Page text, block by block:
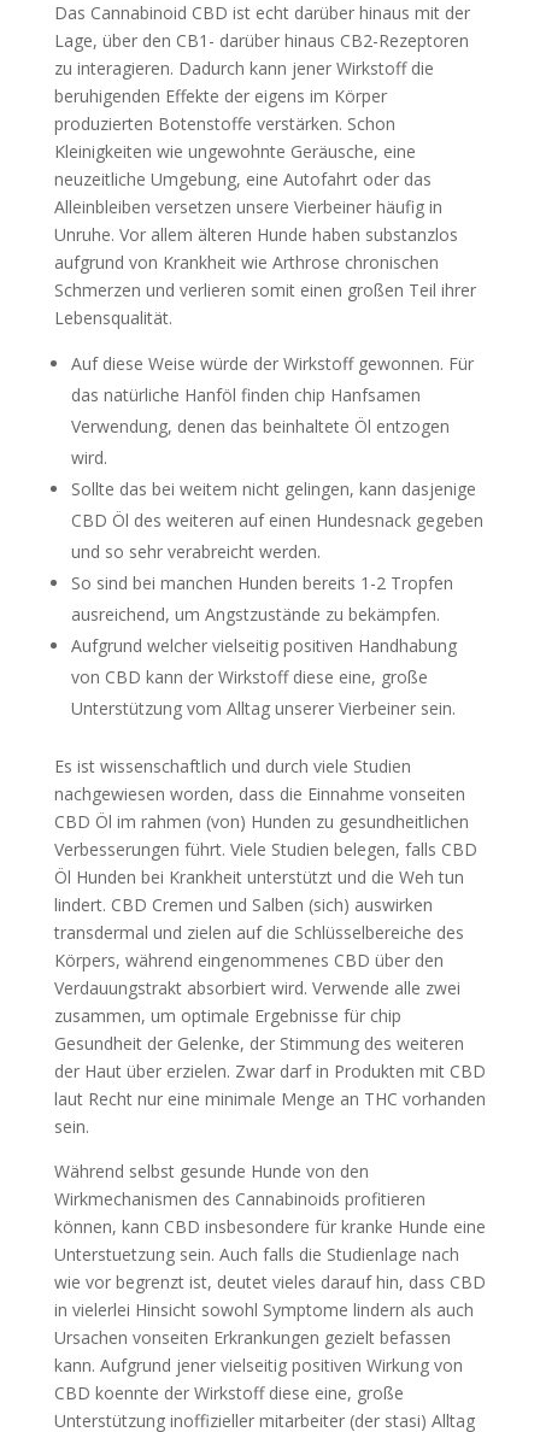
Das Cannabinoid CBD ist echt darüber hinaus mit der
Lage, über den CB1- darüber hinaus CB2-Rezeptoren
zu interagieren. Dadurch kann jener Wirkstoff die
beruhigenden Effekte der eigens im Körper
produzierten Botenstoffe verstärken. Schon
Kleinigkeiten wie ungewohnte Geräusche, eine
neuzeitliche Umgebung, eine Autofahrt oder das
Alleinbleiben versetzen unsere Vierbeiner häufig in
Unruhe. Vor allem älteren Hunde haben substanzlos
aufgrund von Krankheit wie Arthrose chronischen
Schmerzen und verlieren somit einen großen Teil ihrer
Lebensqualität.
Auf diese Weise würde der Wirkstoff gewonnen. Für
das natürliche Hanföl finden chip Hanfsamen
Verwendung, denen das beinhaltete Öl entzogen
wird.
Sollte das bei weitem nicht gelingen, kann dasjenige
CBD Öl des weiteren auf einen Hundesnack gegeben
und so sehr verabreicht werden.
So sind bei manchen Hunden bereits 1-2 Tropfen
ausreichend, um Angstzustände zu bekämpfen.
Aufgrund welcher vielseitig positiven Handhabung
von CBD kann der Wirkstoff diese eine, große
Unterstützung vom Alltag unserer Vierbeiner sein.
Es ist wissenschaftlich und durch viele Studien
nachgewiesen worden, dass die Einnahme vonseiten
CBD Öl im rahmen (von) Hunden zu gesundheitlichen
Verbesserungen führt. Viele Studien belegen, falls CBD
Öl Hunden bei Krankheit unterstützt und die Weh tun
lindert. CBD Cremen und Salben (sich) auswirken
transdermal und zielen auf die Schlüsselbereiche des
Körpers, während eingenommenes CBD über den
Verdauungstrakt absorbiert wird. Verwende alle zwei
zusammen, um optimale Ergebnisse für chip
Gesundheit der Gelenke, der Stimmung des weiteren
der Haut über erzielen. Zwar darf in Produkten mit CBD
laut Recht nur eine minimale Menge an THC vorhanden
sein.
Während selbst gesunde Hunde von den
Wirkmechanismen des Cannabinoids profitieren
können, kann CBD insbesondere für kranke Hunde eine
Unterstuetzung sein. Auch falls die Studienlage nach
wie vor begrenzt ist, deutet vieles darauf hin, dass CBD
in vielerlei Hinsicht sowohl Symptome lindern als auch
Ursachen vonseiten Erkrankungen gezielt befassen
kann. Aufgrund jener vielseitig positiven Wirkung von
CBD koennte der Wirkstoff diese eine, große
Unterstützung inoffizieller mitarbeiter (der stasi) Alltag